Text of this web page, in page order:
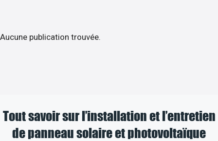
Aucune publication trouvée.
Tout savoir sur l’installation et l’entretien
de panneau solaire et photovoltaïque